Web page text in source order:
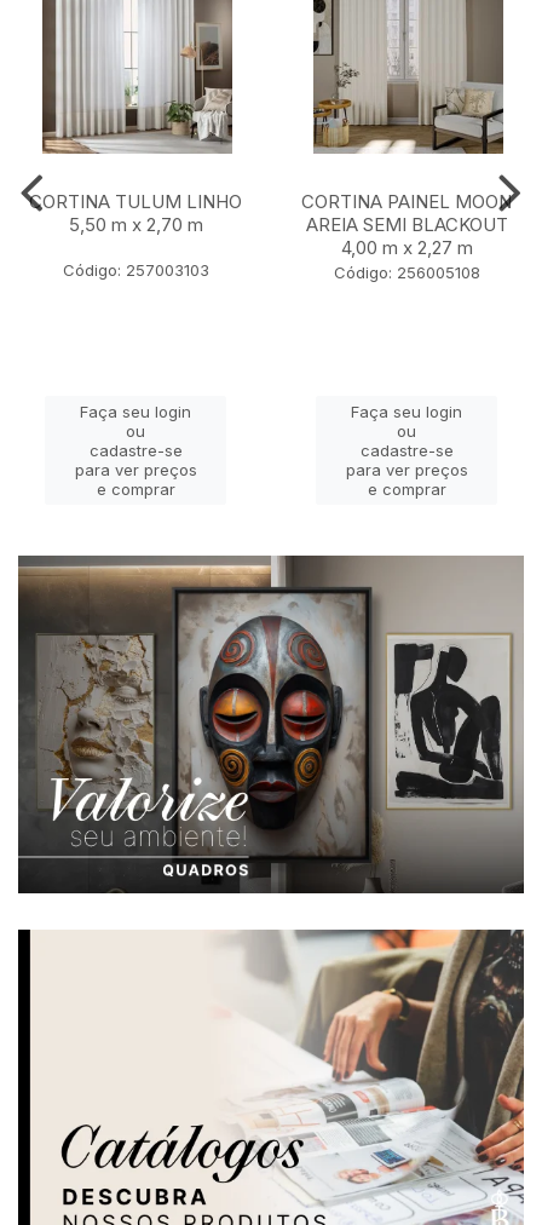
CORTINA TULUM LINHO
5,50 m x 2,70 m
Código: 257003103
Faça seu login
ou
cadastre-se
para ver preços
e comprar
CORTINA PAINEL MOON
AREIA SEMI BLACKOUT
4,00 m x 2,27 m
Código: 256005108
Faça seu login
ou
cadastre-se
para ver preços
e comprar